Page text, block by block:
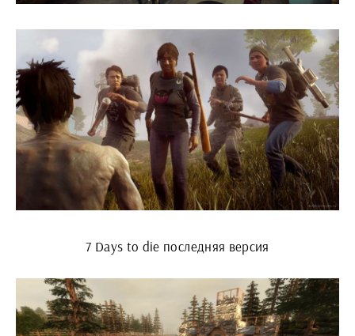
7 Days to die последняя версия